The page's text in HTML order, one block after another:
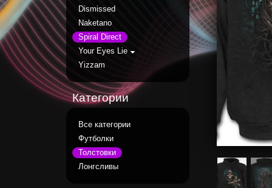
Dismissed
Naketano
Spiral Direct
Your Eyes Lie
Yizzam
Категории
Все категории
Футболки
Толстовки
Лонгсливы